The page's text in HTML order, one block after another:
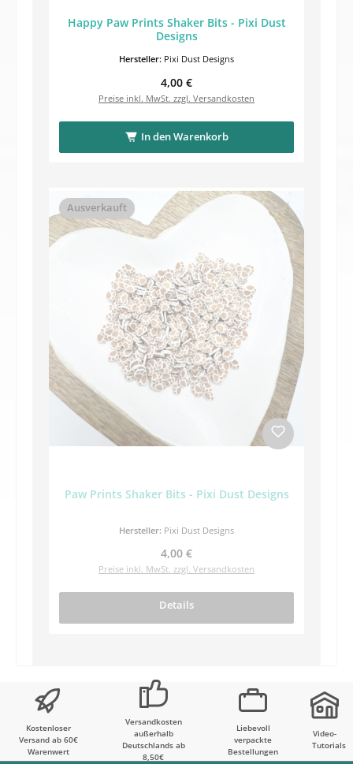
Happy Paw Prints Shaker Bits - Pixi Dust
Designs
Hersteller: Pixi Dust Designs
Regulärer Preis:
4,00 €
Preise inkl. MwSt. zzgl. Versandkosten
In den Warenkorb
Ausverkauft
Paw Prints Shaker Bits - Pixi Dust Designs
Hersteller: Pixi Dust Designs
Regulärer Preis:
4,00 €
Preise inkl. MwSt. zzgl. Versandkosten
Details
Kostenloser
Versand ab 60€
Warenwert
Versandkosten
außerhalb
Deutschlands ab
8,50€
Liebevoll
verpackte
Bestellungen
Video-
Tutorials